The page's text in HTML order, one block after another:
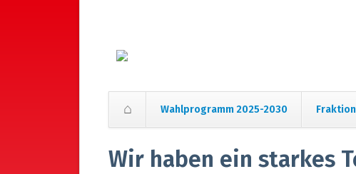
Wahlprogramm 2025-2030 Fraktion
überspringen
Wir haben ein starkes